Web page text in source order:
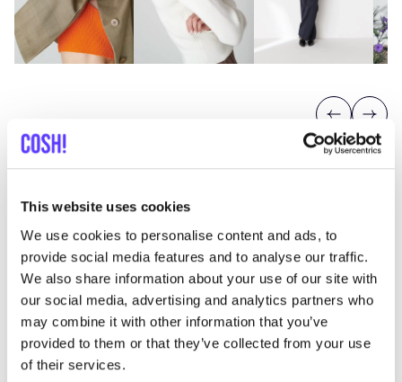
This website uses cookies
We use cookies to personalise content and ads, to
provide social media features and to analyse our traffic.
We also share information about your use of our site with
our social media, advertising and analytics partners who
may combine it with other information that you’ve
provided to them or that they’ve collected from your use
of their services.
Previous
Next
Entdecke, wo Du Floria Collective
einkaufen kannst